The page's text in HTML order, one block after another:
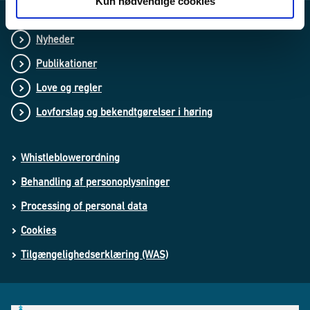
Nyheder
Publikationer
Love og regler
Lovforslag og bekendtgørelser i høring
Whistleblowerordning
Behandling af personoplysninger
Processing of personal data
Cookies
Tilgængelighedserklæring (WAS)